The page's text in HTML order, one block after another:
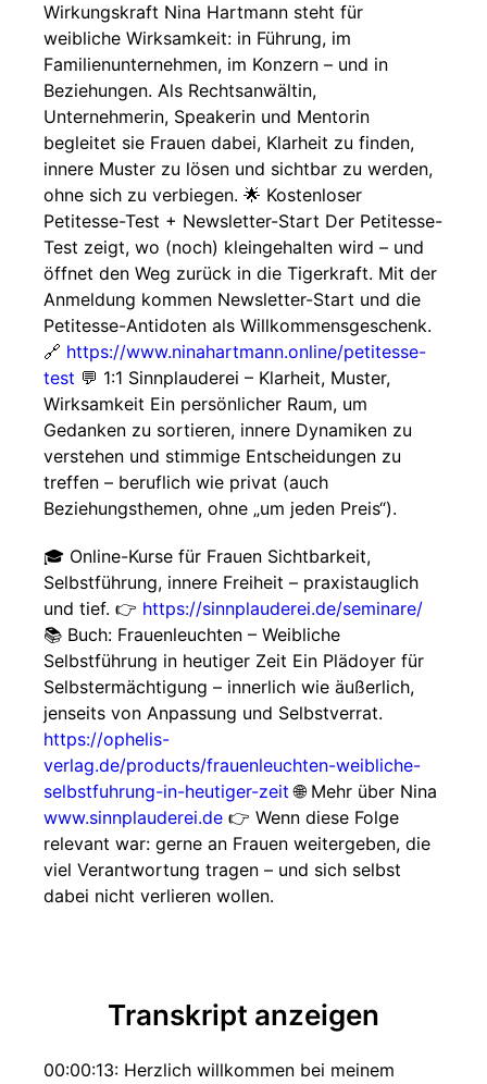
Wirkungskraft Nina Hartmann steht für
weibliche Wirksamkeit: in Führung, im
Familienunternehmen, im Konzern – und in
Beziehungen. Als Rechtsanwältin,
Unternehmerin, Speakerin und Mentorin
begleitet sie Frauen dabei, Klarheit zu finden,
innere Muster zu lösen und sichtbar zu werden,
ohne sich zu verbiegen. 🌟 Kostenloser
Petitesse-Test + Newsletter-Start Der Petitesse-
Test zeigt, wo (noch) kleingehalten wird – und
öffnet den Weg zurück in die Tigerkraft. Mit der
Anmeldung kommen Newsletter-Start und die
Petitesse-Antidoten als Willkommensgeschenk.
🔗 https://www.ninahartmann.online/petitesse-
test 💬 1:1 Sinnplauderei – Klarheit, Muster,
Wirksamkeit Ein persönlicher Raum, um
Gedanken zu sortieren, innere Dynamiken zu
verstehen und stimmige Entscheidungen zu
treffen – beruflich wie privat (auch
Beziehungsthemen, ohne „um jeden Preis“).
🎓 Online-Kurse für Frauen Sichtbarkeit,
Selbstführung, innere Freiheit – praxistauglich
und tief. 👉 https://sinnplauderei.de/seminare/
📚 Buch: Frauenleuchten – Weibliche
Selbstführung in heutiger Zeit Ein Plädoyer für
Selbstermächtigung – innerlich wie äußerlich,
jenseits von Anpassung und Selbstverrat.
https://ophelis-
verlag.de/products/frauenleuchten-weibliche-
selbstfuhrung-in-heutiger-zeit 🌐 Mehr über Nina
www.sinnplauderei.de 👉 Wenn diese Folge
relevant war: gerne an Frauen weitergeben, die
viel Verantwortung tragen – und sich selbst
dabei nicht verlieren wollen.
Transkript anzeigen
00:00:13: Herzlich willkommen bei meinem